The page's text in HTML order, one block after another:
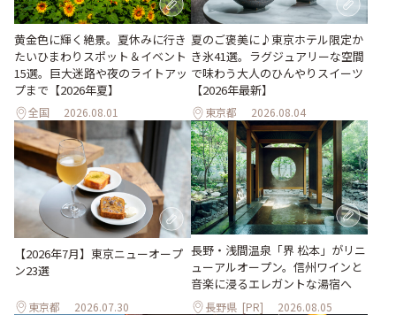
黄金色に輝く絶景。夏休みに行き
たいひまわりスポット＆イベント
15選。巨大迷路や夜のライトアッ
プまで【2026年夏】
全国 2026.08.01
夏のご褒美に♪東京ホテル限定か
き氷41選。ラグジュアリーな空間
で味わう大人のひんやりスイーツ
【2026年最新】
東京都 2026.08.04
【2026年7月】東京ニューオープ
ン23選
東京都 2026.07.30
長野・浅間温泉「界 松本」がリニ
ューアルオープン。信州ワインと
音楽に浸るエレガントな湯宿へ
長野県 [PR] 2026.08.05